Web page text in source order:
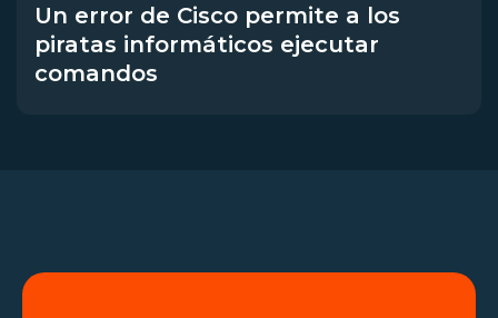
Un error de Cisco permite a los
piratas informáticos ejecutar
comandos